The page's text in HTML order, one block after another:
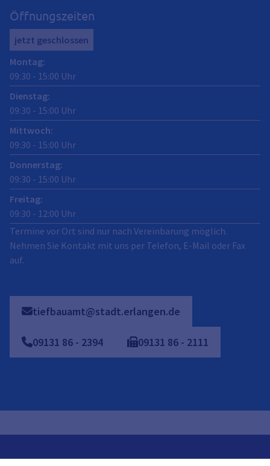
Öffnungszeiten
jetzt geschlossen
Montag:
09:30 - 15:00 Uhr
Dienstag:
09:30 - 15:00 Uhr
Mittwoch:
09:30 - 15:00 Uhr
Donnerstag:
09:30 - 15:00 Uhr
Freitag:
09:30 - 12:00 Uhr
Termine vor Ort sind nur nach Vereinbarung möglich.
Nehmen Sie Kontakt mit uns per Telefon, E-Mail oder Fax
auf.
tiefbauamt@stadt.erlangen.de
09131 86 - 2394 09131 86 - 2111